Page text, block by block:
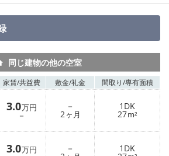
同じ建物の他の空室
家賃/共益費 敷金/礼金 間取り/専有面積
3.0万円
－
－
2ヶ月
1DK
27m²
3.0万円 － 1DK